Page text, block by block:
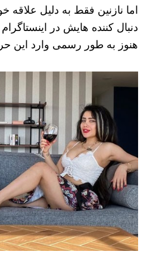
اما نازنین فقط به دلیل
دنبال کننده هایش در
هنوز به طور رسمی وارد این